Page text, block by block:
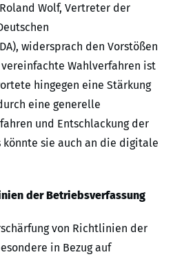
Wolf, Vertreter der
widersprach den Vorstößen
Wahlverfahren ist
hingegen eine Stärkung
eine generelle
und Entschlackung der
könnte sie auch an die digitale
der Betriebsverfassung
von Richtlinien der
in Bezug auf